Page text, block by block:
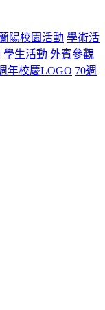
陽校園活動 學術活
學生活動 外賓參觀
年校慶LOGO 70週